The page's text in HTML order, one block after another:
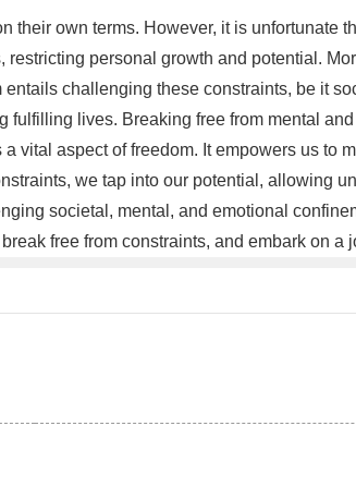
own terms. However, it is unfortunate
personal growth and potential.
challenging these constraints, be it
lives. Breaking free from mental
vital aspect of freedom. It empowers us to
we tap into our potential, allowing
societal, mental, and emotional
free from constraints, and embark on